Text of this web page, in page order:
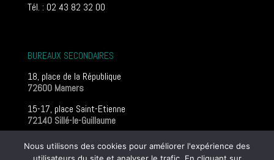
Tél. : 02 43 82 32 00
BUREAUX SECONDAIRES
18, place de la République
72600 Mamers
15-17, place Saint-Etienne
72140 Sillé-le-Guillaume
Mentions légales
Nous utilisons des cookies pour améliorer l'expérience des